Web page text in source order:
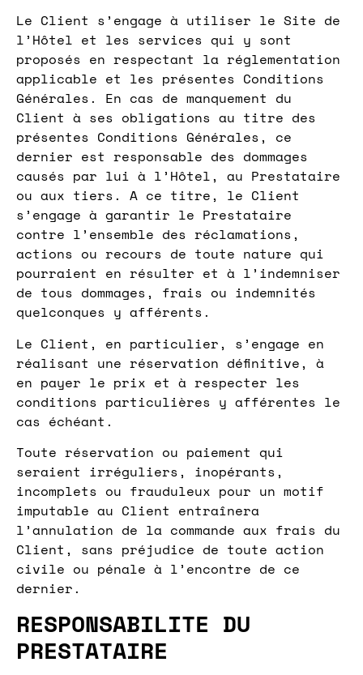
Le Client s’engage à utiliser le Site de
l’Hôtel et les services qui y sont
proposés en respectant la réglementation
applicable et les présentes Conditions
Générales. En cas de manquement du
Client à ses obligations au titre des
présentes Conditions Générales, ce
dernier est responsable des dommages
causés par lui à l’Hôtel, au Prestataire
ou aux tiers. A ce titre, le Client
s’engage à garantir le Prestataire
contre l’ensemble des réclamations,
actions ou recours de toute nature qui
pourraient en résulter et à l’indemniser
de tous dommages, frais ou indemnités
quelconques y afférents.
Le Client, en particulier, s’engage en
réalisant une réservation définitive, à
en payer le prix et à respecter les
conditions particulières y afférentes le
cas échéant.
Toute réservation ou paiement qui
seraient irréguliers, inopérants,
incomplets ou frauduleux pour un motif
imputable au Client entraînera
l’annulation de la commande aux frais du
Client, sans préjudice de toute action
civile ou pénale à l’encontre de ce
dernier.
RESPONSABILITE DU
PRESTATAIRE